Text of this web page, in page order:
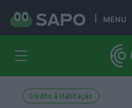
MENU
Crédito à Habitação